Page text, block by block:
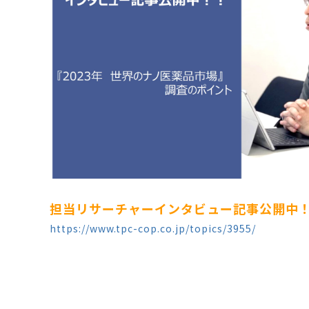
担当リサーチャーインタビュー記事公開中
https://www.tpc-cop.co.jp/topics/3955/